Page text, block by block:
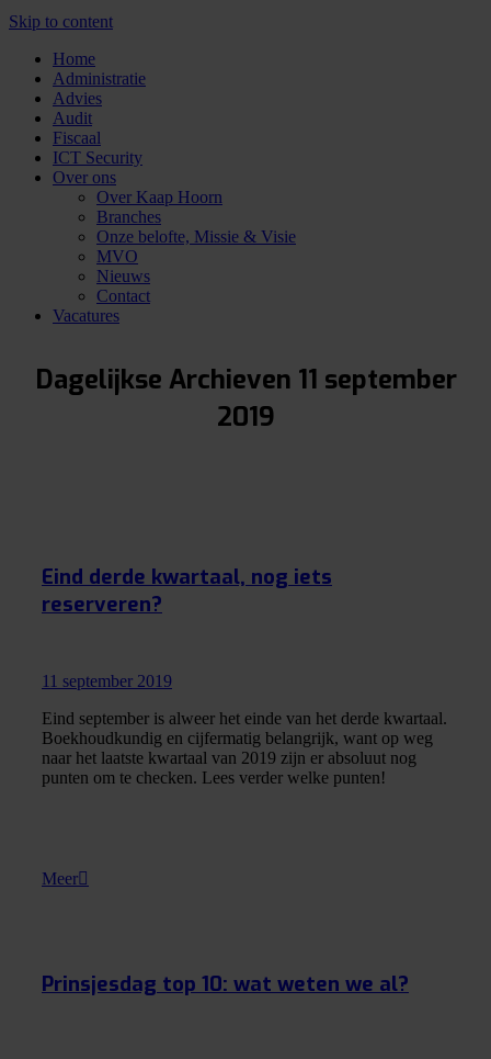
Skip to content
Home
Administratie
Advies
Audit
Fiscaal
ICT Security
Over ons
Over Kaap Hoorn
Branches
Onze belofte, Missie & Visie
MVO
Nieuws
Contact
Vacatures
Dagelijkse Archieven 11 september
2019
Eind derde kwartaal, nog iets
reserveren?
11 september 2019
Eind september is alweer het einde van het derde kwartaal.
Boekhoudkundig en cijfermatig belangrijk, want op weg
naar het laatste kwartaal van 2019 zijn er absoluut nog
punten om te checken. Lees verder welke punten!
Meer
Prinsjesdag top 10: wat weten we al?